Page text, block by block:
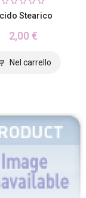
Stearico
2,00 €